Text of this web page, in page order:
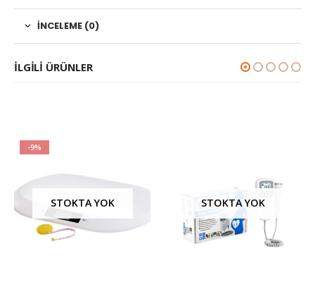
İNCELEME (0)
ILGILI ÜRÜNLER
-9%
STOKTA YOK STOKTA YOK